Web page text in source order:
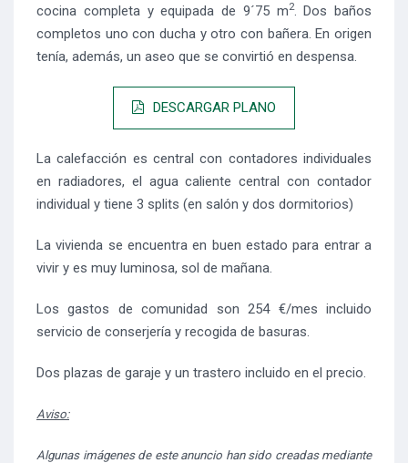
cocina completa y equipada de 9´75 m2. Dos baños
completos uno con ducha y otro con bañera. En origen
tenía, además, un aseo que se convirtió en despensa.
DESCARGAR PLANO
La calefacción es central con contadores individuales
en radiadores, el agua caliente central con contador
individual y tiene 3 splits (en salón y dos dormitorios)
La vivienda se encuentra en buen estado para entrar a
vivir y es muy luminosa, sol de mañana.
Los gastos de comunidad son 254 €/mes incluido
servicio de conserjería y recogida de basuras.
Dos plazas de garaje y un trastero incluido en el precio.
Aviso:
Algunas imágenes de este anuncio han sido creadas mediante